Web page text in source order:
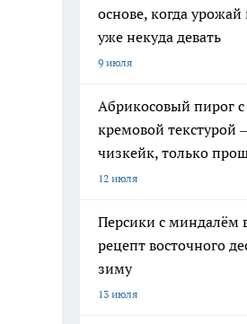
основе, когда урожай
уже некуда девать
9 июля
Абрикосовый пирог с
кремовой текстурой
чизкейк, только
12 июля
Персики с миндалём
рецепт восточного
зиму
13 июля